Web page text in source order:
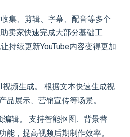
集、剪辑、字幕、配音等多个
卖家快速完成大部分基础工
持续更新YouTube内容变得更加
视频生成。 根据文本快速生成视
品展示、营销宣传等场景。
编辑。 支持智能抠图、背景替
能，提高视频后期制作效率。